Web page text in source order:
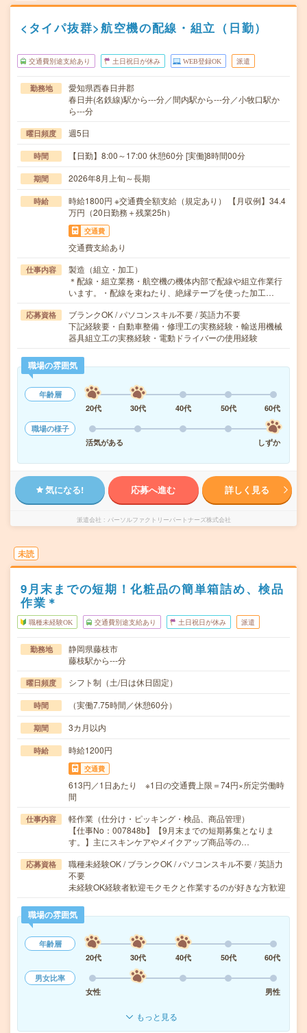
<タイパ抜群>航空機の配線・組立（日勤）
交通費別途支給あり 土日祝日が休み WEB登録OK 派遣
勤務地
愛知県西春日井郡
春日井(名鉄線)駅から---分／間内駅から---分／小牧口駅か
ら---分
曜日頻度 週5日
時間 【日勤】8:00～17:00 休憩60分 [実働]8時間00分
期間 2026年8月上旬～長期
時給
時給1800円 ※交通費全額支給（規定あり） 【月収例】34.4
万円（20日勤務＋残業25h）
交通費
交通費支給あり
仕事内容
製造（組立・加工）
＊配線・組立業務・航空機の機体内部で配線や組立作業行
います。・配線を束ねたり、絶縁テープを使った加工…
応募資格
ブランクOK / パソコンスキル不要 / 英語力不要
下記経験要・自動車整備・修理工の実務経験・輸送用機械
器具組立工の実務経験・電動ドライバーの使用経験
職場の雰囲気
年齢層
20代
30代 40代 50代
60代
職場の様子
活気がある
しずか
気になる! 応募へ進む 詳しく見る
派遣会社 パーソルファクトリーパートナーズ株式会社
未読
9月末までの短期！化粧品の簡単箱詰め、検品
作業＊
職種未経験OK 交通費別途支給あり 土日祝日が休み 派遣
勤務地
静岡県藤枝市
藤枝駅から---分
曜日頻度 シフト制（土/日は休日固定）
時間 （実働7.75時間／休憩60分）
期間 3カ月以内
時給 時給1200円
交通費
613円／1日あたり ※1日の交通費上限＝74円×所定労働時
間
仕事内容
軽作業（仕分け・ピッキング・検品、商品管理）
【仕事No：007848b】【9月末までの短期募集となりま
す。】主にスキンケアやメイクアップ商品等の…
応募資格
職種未経験OK / ブランクOK / パソコンスキル不要 / 英語力
不要
未経験OK経験者歓迎モクモクと作業するのが好きな方歓迎
職場の雰囲気
年齢層
20代
30代 40代 50代
60代
男女比率
女性
男性
もっと見る